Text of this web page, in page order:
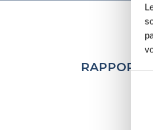
RAPPORT